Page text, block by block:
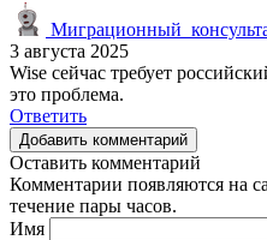
3 августа 2025
Wise сейчас требует
это проблема.
Ответить
Добавить комментарий
Оставить комментарий
Комментарии появляются на
течение пары часов.
Имя